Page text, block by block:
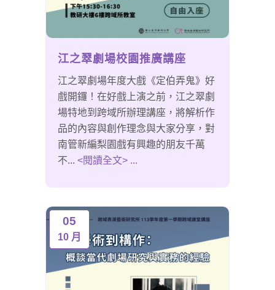
江之翠劇場校園推廣講座
江之翠劇場年度大戲《定伯弄鬼》好
戲開鑼！在好戲上演之前，江之翠劇
場特地到跨域所辦理講座，將解析作
品的內容與創作理念與大家分享，對
南管新編梨園戲有興趣的朋友千萬
不... <閱讀全文> ...
05
10 月